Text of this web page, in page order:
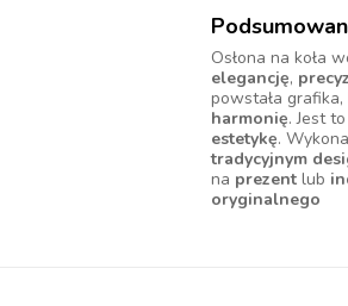
Osłona na koła
elegancję,
powstała
harmonię. Jest
estetykę.
tradycyjnym
na prezent lub
oryginalnego